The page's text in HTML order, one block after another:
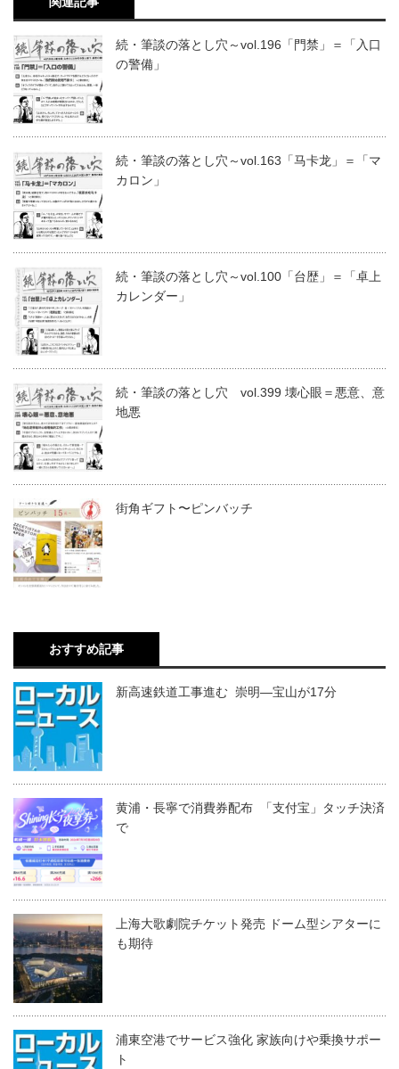
続・筆談の落とし穴～vol.196「門禁」＝「入口
の警備」
続・筆談の落とし穴～vol.163「马卡龙」＝「マ
カロン」
続・筆談の落とし穴～vol.100「台歴」＝「卓上
カレンダー」
続・筆談の落とし穴 vol.399 壊心眼＝悪意、意
地悪
街角ギフト〜ピンバッチ
おすすめ記事
新高速鉄道工事進む 崇明―宝山が17分
黄浦・長寧で消費券配布 「支付宝」タッチ決済
で
上海大歌劇院チケット発売 ドーム型シアターに
も期待
浦東空港でサービス強化 家族向けや乗換サポー
ト